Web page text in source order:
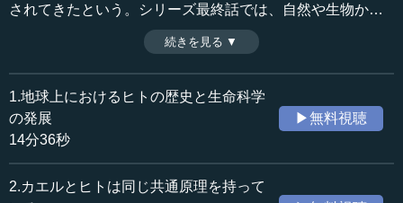
されてきたという。シリーズ最終話では、自然や生物から
学ぶことの重要性を伝えるため、研究者にとって大事な5つ
の心構えを説く。（全6話中第6話）
収録日：2018年7月30日
追加日：2019年2月3日
カテゴリー：
科学技術
●イモリからいろいろなことを学ぶことができる
続きを見る ▼
1.地球上におけるヒトの歴史と生命科学
の発展
14分36秒
▶無料視聴
2.カエルとヒトは同じ共通原理を持って